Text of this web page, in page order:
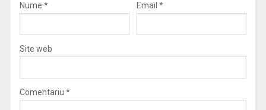
Nume * Email *
Site web
Comentariu *